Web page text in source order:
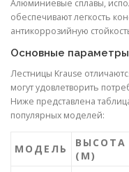
Алюминиевые сплавы,
обеспечивают легкость
антикоррозийную
Основные параметры
Лестницы Krause
могут удовлетворить
Ниже представлена
популярных моделей:
МОДЕЛЬ
ВЫСОТА
(М)